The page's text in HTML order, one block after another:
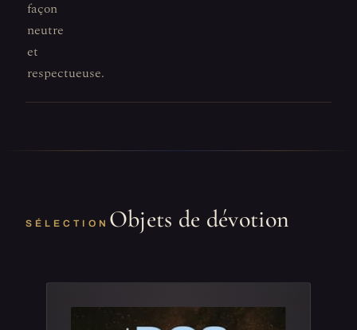
façon
neutre
et
respectueuse.
SÉLECTION Objets de dévotion